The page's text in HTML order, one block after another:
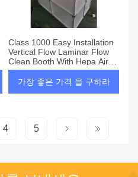
Class 1000 Easy Installation
Vertical Flow Laminar Flow
Clean Booth With Hepa Air
Filter
가장 좋은 가격 을 구하라
4 5